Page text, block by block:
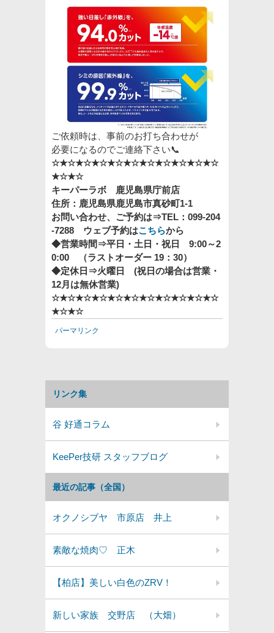
ご依頼時は、事前のお打ち合わせが
必要になるのでご連絡下さい📞
☆★☆★☆★☆★☆★☆★☆★☆★☆★☆★☆
★☆★☆
キーパーラボ 鹿児島県庁前店
住所：鹿児島県鹿児島市真砂町1-1
お問い合わせ、ご予約は⇒TEL：099-204
-7288 ウェブ予約はこちらから
◆営業時間⇒平日・土日・祝日 9:00～2
0:00 （ラストオーダー 19：30）
◆定休日⇒火曜日 (祝日の場合は営業・
12月は無休営業)
☆★☆★☆★☆★☆★☆★☆★☆★☆★☆★☆
★☆★☆
パーマリンク
最近の記事（全国）
オクノシブヤ 市原店 井上
素敵な焼肉♡ 正木
【柏店】美しい白色のZRV！
新しい家族 交野店 （大畑）
リンク集
谷 好通コラム
KeePer技研 スタッフブログ